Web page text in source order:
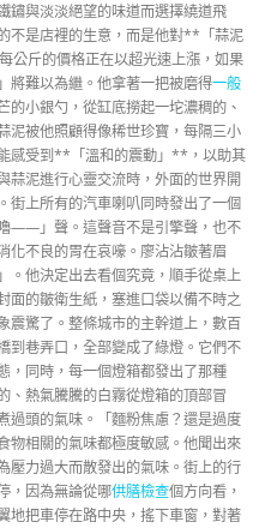
鏽與淡淡絕望的味道而選擇繞道飛
不是店裡的生意，而是他對**「蒜泥
公斤的價格正在以超光速上漲，如果
將難以為繼。他拿著一把被磨得一般
的小銀勺，從缸底撈起一坨濃稠的、
泥被他照顧得像稀世珍寶，每隔三小
感受到**「溫和的震動」**，以助其
蒜泥進行心靈交流時，外面的世界開
街上所有的汽車喇叭同時發出了一個
——」聲。這聲音不是引擎聲，也不
化不良的胃在哀嚎。廖沾沾皺著眉
。他決定出去看個究竟，順手從桌上
面的皺衛生紙，塞進口袋以備不時之
震驚了。整條城市的主幹道上，數百
到巷弄口，全部變成了綠燈。它們不
，同時，每一個燈箱都發出了那種
、熱氣騰騰的白霧從燈箱的頂部冒
頭的氣味。「麵粉焦慮？還是過度
物相關的氣味都極度敏感。他聞出來
壓力過大而散發出的氣味。街上的行
，因為無論從哪供膳檢查個方向看，
地把車停在路中央，搖下車窗，對著